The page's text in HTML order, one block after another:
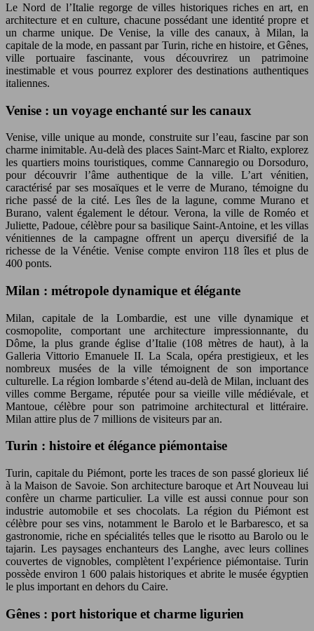
Le Nord de l’Italie regorge de villes historiques riches en art, en
architecture et en culture, chacune possédant une identité propre et
un charme unique. De Venise, la ville des canaux, à Milan, la
capitale de la mode, en passant par Turin, riche en histoire, et Gênes,
ville portuaire fascinante, vous découvrirez un patrimoine
inestimable et vous pourrez explorer des destinations authentiques
italiennes.
Venise : un voyage enchanté sur les canaux
Venise, ville unique au monde, construite sur l’eau, fascine par son
charme inimitable. Au-delà des places Saint-Marc et Rialto, explorez
les quartiers moins touristiques, comme Cannaregio ou Dorsoduro,
pour découvrir l’âme authentique de la ville. L’art vénitien,
caractérisé par ses mosaïques et le verre de Murano, témoigne du
riche passé de la cité. Les îles de la lagune, comme Murano et
Burano, valent également le détour. Verona, la ville de Roméo et
Juliette, Padoue, célèbre pour sa basilique Saint-Antoine, et les villas
vénitiennes de la campagne offrent un aperçu diversifié de la
richesse de la Vénétie. Venise compte environ 118 îles et plus de
400 ponts.
Milan : métropole dynamique et élégante
Milan, capitale de la Lombardie, est une ville dynamique et
cosmopolite, comportant une architecture impressionnante, du
Dôme, la plus grande église d’Italie (108 mètres de haut), à la
Galleria Vittorio Emanuele II. La Scala, opéra prestigieux, et les
nombreux musées de la ville témoignent de son importance
culturelle. La région lombarde s’étend au-delà de Milan, incluant des
villes comme Bergame, réputée pour sa vieille ville médiévale, et
Mantoue, célèbre pour son patrimoine architectural et littéraire.
Milan attire plus de 7 millions de visiteurs par an.
Turin : histoire et élégance piémontaise
Turin, capitale du Piémont, porte les traces de son passé glorieux lié
à la Maison de Savoie. Son architecture baroque et Art Nouveau lui
confère un charme particulier. La ville est aussi connue pour son
industrie automobile et ses chocolats. La région du Piémont est
célèbre pour ses vins, notamment le Barolo et le Barbaresco, et sa
gastronomie, riche en spécialités telles que le risotto au Barolo ou le
tajarin. Les paysages enchanteurs des Langhe, avec leurs collines
couvertes de vignobles, complètent l’expérience piémontaise. Turin
possède environ 1 600 palais historiques et abrite le musée égyptien
le plus important en dehors du Caire.
Gênes : port historique et charme ligurien